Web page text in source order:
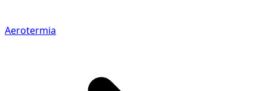
Aerotermia